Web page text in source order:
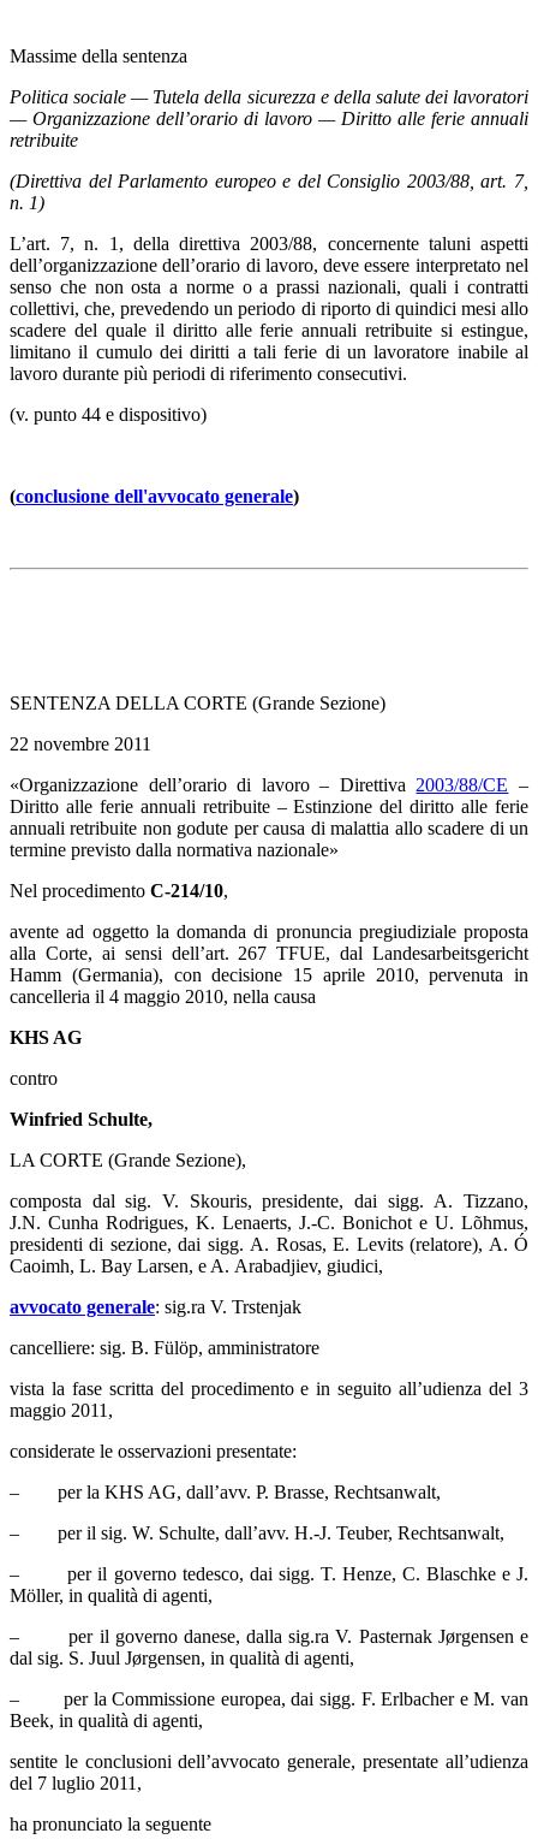
Massime della sentenza
Politica sociale — Tutela della sicurezza e della salute dei lavoratori
— Organizzazione dell’orario di lavoro — Diritto alle ferie annuali
retribuite
(Direttiva del Parlamento europeo e del Consiglio 2003/88, art. 7,
n. 1)
L’art. 7, n. 1, della direttiva 2003/88, concernente taluni aspetti
dell’organizzazione dell’orario di lavoro, deve essere interpretato nel
senso che non osta a norme o a prassi nazionali, quali i contratti
collettivi, che, prevedendo un periodo di riporto di quindici mesi allo
scadere del quale il diritto alle ferie annuali retribuite si estingue,
limitano il cumulo dei diritti a tali ferie di un lavoratore inabile al
lavoro durante più periodi di riferimento consecutivi.
(v. punto 44 e dispositivo)
(conclusione dell'avvocato generale)
SENTENZA DELLA CORTE (Grande Sezione)
22 novembre 2011
«Organizzazione dell’orario di lavoro – Direttiva 2003/88/CE –
Diritto alle ferie annuali retribuite – Estinzione del diritto alle ferie
annuali retribuite non godute per causa di malattia allo scadere di un
termine previsto dalla normativa nazionale»
Nel procedimento C‑214/10,
avente ad oggetto la domanda di pronuncia pregiudiziale proposta
alla Corte, ai sensi dell’art. 267 TFUE, dal Landesarbeitsgericht
Hamm (Germania), con decisione 15 aprile 2010, pervenuta in
cancelleria il 4 maggio 2010, nella causa
KHS AG
contro
Winfried Schulte,
LA CORTE (Grande Sezione),
composta dal sig. V. Skouris, presidente, dai sigg. A. Tizzano,
J.N. Cunha Rodrigues, K. Lenaerts, J.-C. Bonichot e U. Lõhmus,
presidenti di sezione, dai sigg. A. Rosas, E. Levits (relatore), A. Ó
Caoimh, L. Bay Larsen, e A. Arabadjiev, giudici,
avvocato generale: sig.ra V. Trstenjak
cancelliere: sig. B. Fülöp, amministratore
vista la fase scritta del procedimento e in seguito all’udienza del 3
maggio 2011,
considerate le osservazioni presentate:
– per la KHS AG, dall’avv. P. Brasse, Rechtsanwalt,
– per il sig. W. Schulte, dall’avv. H.-J. Teuber, Rechtsanwalt,
– per il governo tedesco, dai sigg. T. Henze, C. Blaschke e J.
Möller, in qualità di agenti,
– per il governo danese, dalla sig.ra V. Pasternak Jørgensen e
dal sig. S. Juul Jørgensen, in qualità di agenti,
– per la Commissione europea, dai sigg. F. Erlbacher e M. van
Beek, in qualità di agenti,
sentite le conclusioni dell’avvocato generale, presentate all’udienza
del 7 luglio 2011,
ha pronunciato la seguente